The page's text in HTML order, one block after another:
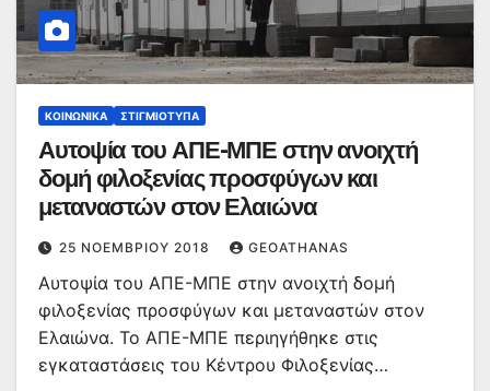
ΚΟΙΝΩΝΙΚΆ ΣΤΙΓΜΙΌΤΥΠΑ
Αυτοψία του ΑΠΕ-ΜΠΕ στην ανοιχτή
δομή φιλοξενίας προσφύγων και
μεταναστών στον Ελαιώνα
25 ΝΟΕΜΒΡΊΟΥ 2018 GEOATHANAS
Αυτοψία του ΑΠΕ-ΜΠΕ στην ανοιχτή δομή
φιλοξενίας προσφύγων και μεταναστών στον
Ελαιώνα. Το ΑΠΕ-ΜΠΕ περιηγήθηκε στις
εγκαταστάσεις του Κέντρου Φιλοξενίας…